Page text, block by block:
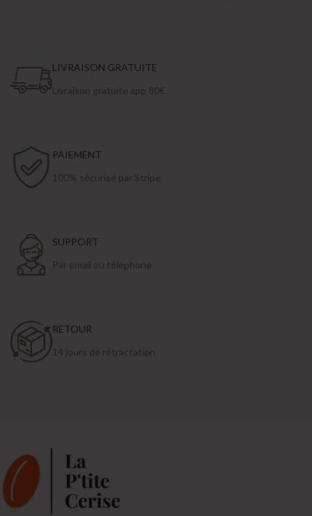
LIVRAISON GRATUITE
Livraison gratuite app 80€
PAIEMENT
100% sécurisé par Stripe
SUPPORT
Par email ou téléphone
RETOUR
14 jours de rétractation